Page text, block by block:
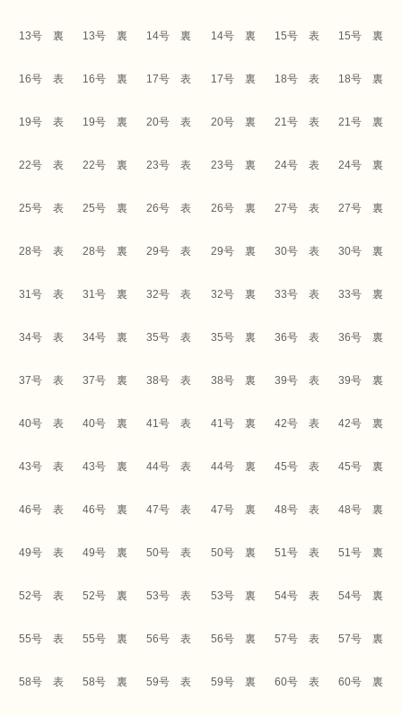
13号 裏 13号 裏 14号 裏 14号 裏 15号 表 15号 裏
16号 表 16号 裏 17号 表 17号 裏 18号 表 18号 裏
19号 表 19号 裏 20号 表 20号 裏 21号 表 21号 裏
22号 表 22号 裏 23号 表 23号 裏 24号 表 24号 裏
25号 表 25号 裏 26号 表 26号 裏 27号 表 27号 裏
28号 表 28号 裏 29号 表 29号 裏 30号 表 30号 裏
31号 表 31号 裏 32号 表 32号 裏 33号 表 33号 裏
34号 表 34号 裏 35号 表 35号 裏 36号 表 36号 裏
37号 表 37号 裏 38号 表 38号 裏 39号 表 39号 裏
40号 表 40号 裏 41号 表 41号 裏 42号 表 42号 裏
43号 表 43号 裏 44号 表 44号 裏 45号 表 45号 裏
46号 表 46号 裏 47号 表 47号 裏 48号 表 48号 裏
49号 表 49号 裏 50号 表 50号 裏 51号 表 51号 裏
52号 表 52号 裏 53号 表 53号 裏 54号 表 54号 裏
55号 表 55号 裏 56号 表 56号 裏 57号 表 57号 裏
58号 表 58号 裏 59号 表 59号 裏 60号 表 60号 裏